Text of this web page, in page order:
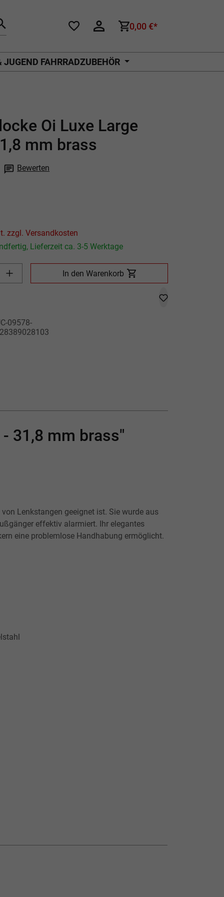
0,00 €*
JUGEND FAHRRADZUBEHÖR
Oi Luxe Large
mm brass
Bewerten
Preis inkl. MwSt. zzgl. Versandkosten
Lieferzeit ca. 3-5 Werktage
Produkt Anzahl: Gib den gewünschten Wert ein oder benutze
In den Warenkorb
09578-
31,8 mm brass"
Lenkstangen geeignet ist. Sie wurde aus
effektiv alarmiert. Ihr elegantes
eine problemlose Handhabung ermöglicht.